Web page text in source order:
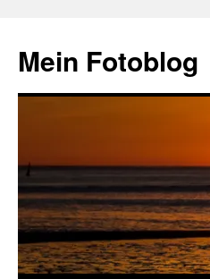
springen
Mein Fotoblog